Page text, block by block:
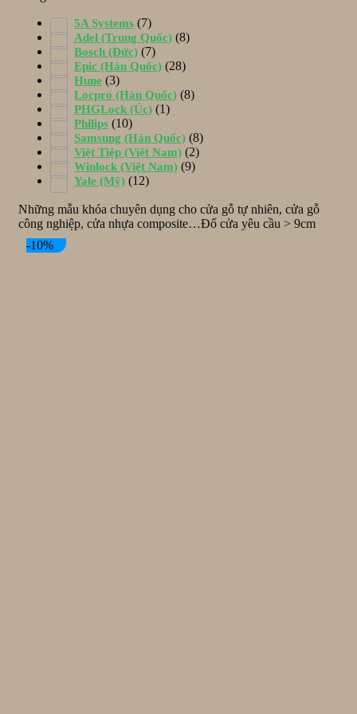
5A Systems (7)
Adel (Trung Quốc) (8)
Bosch (Đức) (7)
Epic (Hàn Quốc) (28)
Hune (3)
Locpro (Hàn Quốc) (8)
PHGLock (Úc) (1)
Philips (10)
Samsung (Hàn Quốc) (8)
Việt Tiệp (Việt Nam) (2)
Winlock (Việt Nam) (9)
Yale (Mỹ) (12)
Những mẫu khóa chuyên dụng cho cửa gỗ tự nhiên, cửa gỗ
công nghiệp, cửa nhựa composite…Đố cửa yêu cầu > 9cm
-10%